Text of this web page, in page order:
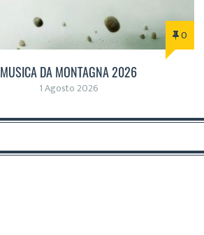
0
MUSICA DA MONTAGNA 2026
1 Agosto 2026